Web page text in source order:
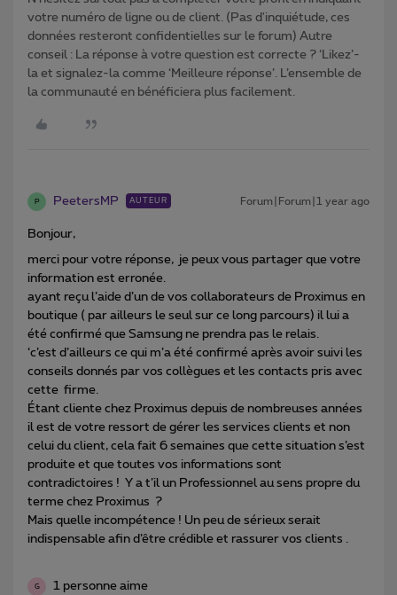
votre numéro de ligne ou de client. (Pas d'inquiétude, ces
données resteront confidentielles sur le forum) Autre
conseil : La réponse à votre question est correcte ? ‘Likez’-
la et signalez-la comme ‘Meilleure réponse’. L’ensemble de
la communauté en bénéficiera plus facilement.
P PeetersMP AUTEUR Forum|Forum|1 year ago
Bonjour,
merci pour votre réponse, je peux vous partager que votre
information est erronée.
ayant reçu l’aide d’un de vos collaborateurs de Proximus en
boutique ( par ailleurs le seul sur ce long parcours) il lui a
été confirmé que Samsung ne prendra pas le relais.
‘c’est d’ailleurs ce qui m’a été confirmé après avoir suivi les
conseils donnés par vos collègues et les contacts pris avec
cette firme.
Étant cliente chez Proximus depuis de nombreuses années
il est de votre ressort de gérer les services clients et non
celui du client, cela fait 6 semaines que cette situation s’est
produite et que toutes vos informations sont
contradictoires ! Y a t’il un Professionnel au sens propre du
terme chez Proximus ?
Mais quelle incompétence ! Un peu de sérieux serait
indispensable afin d’être crédible et rassurer vos clients .
G 1 personne aime